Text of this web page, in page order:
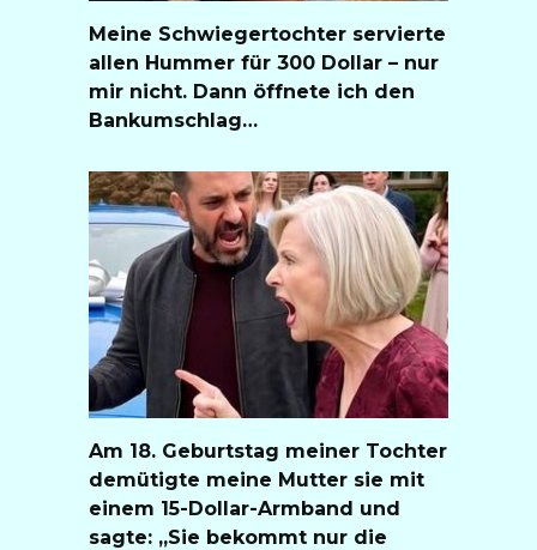
Meine Schwiegertochter servierte
allen Hummer für 300 Dollar – nur
mir nicht. Dann öffnete ich den
Bankumschlag…
Am 18. Geburtstag meiner Tochter
demütigte meine Mutter sie mit
einem 15-Dollar-Armband und
sagte: „Sie bekommt nur die